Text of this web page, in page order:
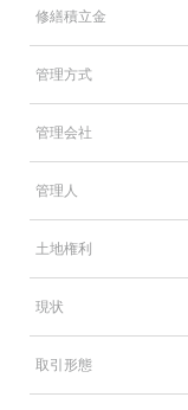
修繕積立金
管理方式
管理会社
管理人
土地権利
現状
取引形態